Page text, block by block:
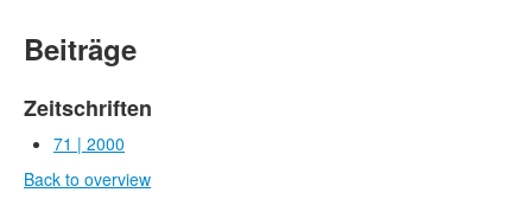
Camera Austria Preis
Rechtliche Informationen
Beiträge
Zeitschriften
71 | 2000
Back to overview